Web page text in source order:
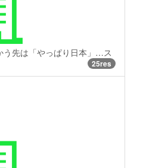
う先は「やっぱり日本」…ス
25res